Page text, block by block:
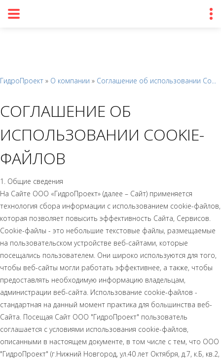
ГидроПроект » О компании » Соглашение об использовании Co...
СОГЛАШЕНИЕ ОБ
ИСПОЛЬЗОВАНИИ COOKIE-
ФАЙЛОВ
1. Общие сведения
На Сайте ООО «ГидроПроект» (далее – Сайт) применяется
технология сбора информации с использованием cookie-файлов,
которая позволяет повысить эффективность Сайта, Сервисов.
Сookie-файлы - это небольшие текстовые файлы, размещаемые
на пользовательском устройстве веб-сайтами, которые
посещались пользователем. Они широко используются для того,
чтобы веб-сайты могли работать эффективнее, а также, чтобы
предоставлять необходимую информацию владельцам,
администрации веб-сайта. Использование cookie-файлов -
стандартная на данный момент практика для большинства веб-
Сайта. Посещая Сайт ООО "ГидроПроект" пользователь
соглашается с условиями использования cookie-файлов,
описанными в настоящем документе, в том числе с тем, что ООО
"ГидроПроект" (г.Нижний Новгород, ул.40 лет Октября, д.7, к.Б, кв.2,